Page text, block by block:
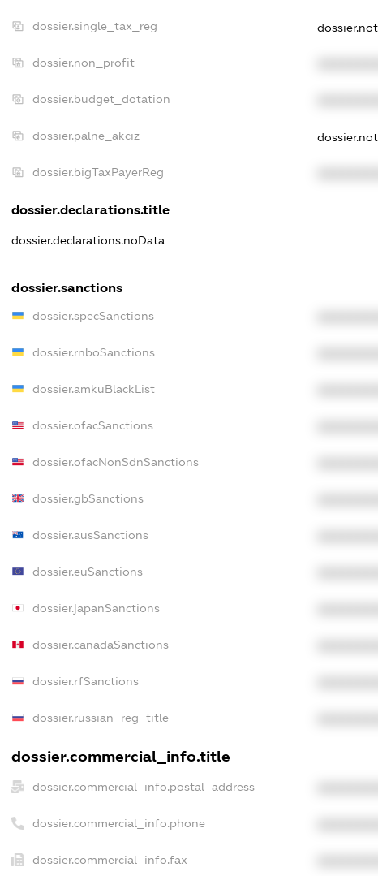
dossier.single_tax_reg
dossier.non_profit
dossier.budget_dotation
dossier.palne_akciz
dossier.bigTaxPayerReg
dossier.declarations.title
dossier.declarations.noData
dossier.sanctions
dossier.specSanctions
dossier.rnboSanctions
dossier.amkuBlackList
dossier.ofacSanctions
dossier.ofacNonSdnSanctions
dossier.gbSanctions
dossier.ausSanctions
dossier.euSanctions
dossier.japanSanctions
dossier.canadaSanctions
dossier.rfSanctions
dossier.russian_reg_title
dossier.commercial_info.title
dossier.commercial_info.postal_address
dossier.commercial_info.phone
dossier.commercial_info.fax